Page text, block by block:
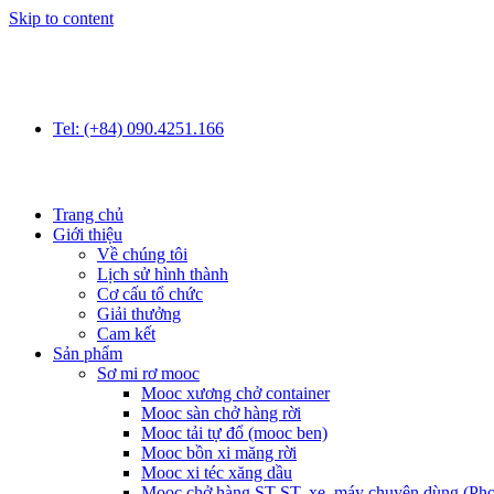
Skip to content
Tel: (+84) 090.4251.166
Trang chủ
Giới thiệu
Về chúng tôi
Lịch sử hình thành
Cơ cấu tổ chức
Giải thưởng
Cam kết
Sản phẩm
Sơ mi rơ mooc
Mooc xương chở container
Mooc sàn chở hàng rời
Mooc tải tự đổ (mooc ben)
Mooc bồn xi măng rời
Mooc xi téc xăng dầu